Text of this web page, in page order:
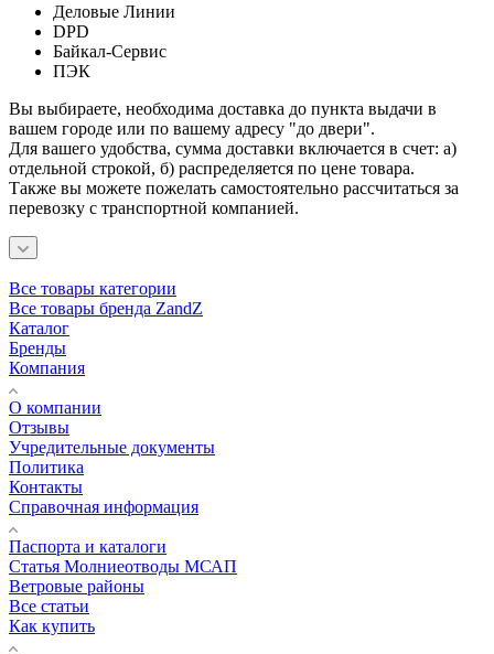
Деловые Линии
DPD
Байкал-Сервис
ПЭК
Вы выбираете, необходима доставка до пункта выдачи в
вашем городе или по вашему адресу "до двери".
Для вашего удобства, сумма доставки включается в счет: а)
отдельной строкой, б) распределяется по цене товара.
Также вы можете пожелать самостоятельно рассчитаться за
перевозку с транспортной компанией.
Все товары категории
Все товары бренда ZandZ
Каталог
Бренды
Компания
О компании
Отзывы
Учредительные документы
Политика
Контакты
Справочная информация
Паспорта и каталоги
Статья Молниеотводы МСАП
Ветровые районы
Все статьи
Как купить